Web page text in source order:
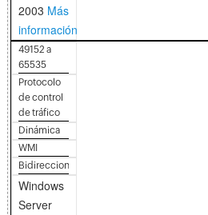
2003 Más
información
49152 a
65535
Protocolo
de control
de tráfico
Dinámica
WMI
Bidireccional
Windows
Server